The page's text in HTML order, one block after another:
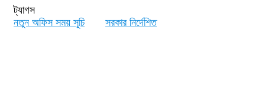
ট্যাগস
নতুন অফিস সময় সূচি
সরকার নির্দেশিত